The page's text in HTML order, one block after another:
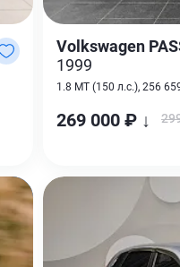
Volkswagen
1999
1.8 MT (150 л.с.), 256
269 000 ₽ ↓